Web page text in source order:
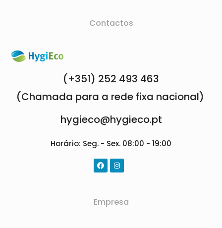
Contactos
(+351) 252 493 463
(Chamada para a rede fixa nacional)
hygieco@hygieco.pt
Horário: Seg. - Sex. 08:00 - 19:00
Empresa